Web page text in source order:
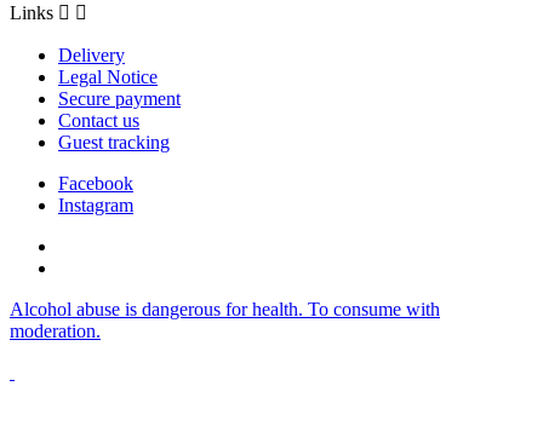
Links  
Delivery
Legal Notice
Secure payment
Contact us
Guest tracking
Facebook
Instagram
Alcohol abuse is dangerous for health. To consume with
moderation.